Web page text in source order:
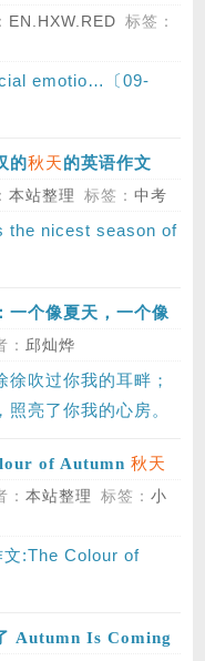
EN.HXW.RED 标签：
emotio…〔09-
的秋天的英语作文
本站整理 标签： 中考
the nicest season of
一个像夏天，一个像
： 邱灿烨
吹过你我的耳畔；
亮了你我的心房。
of Autumn 秋天
： 本站整理 标签： 小
文:The Colour of
Autumn Is Coming